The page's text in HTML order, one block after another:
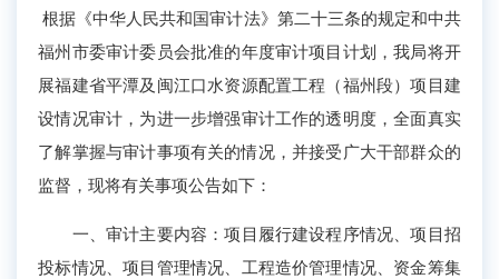
根据《中华人民共和国审计法》第二十三条的规定和中共
福州市委审计委员会批准的年度审计项目计划 ，我局将开
展福建省平潭及闽江口水资源配置工程（福州段）项目建
设情况审计 ，为进一步增强审计工作的透明度，全面真实
了解掌握与审计事项有关的情况，并接受广大干部群众的
监督，现将有关事项公告如下：
一、审计主要内容：项目履行建设程序情况 、项目招
投标情况、项目管理情况、 工程造价管理情况、 资金筹集